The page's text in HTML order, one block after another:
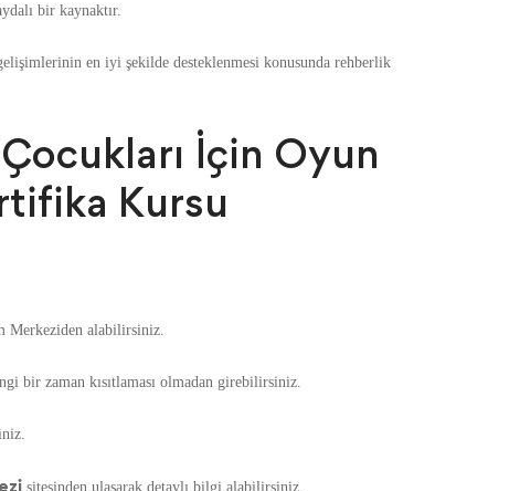
bir kaynaktır.
en iyi şekilde desteklenmesi konusunda rehberlik
İçin Oyun
Kursu
alabilirsiniz.
bir zaman kısıtlaması olmadan girebilirsiniz.
sitesinden ulaşarak detaylı bilgi alabilirsiniz.